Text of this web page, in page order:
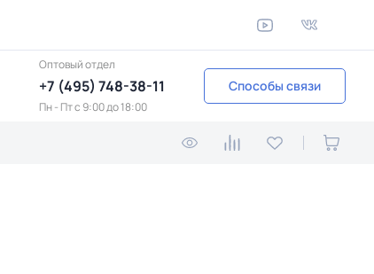
Оптовый отдел
+7 (495) 748-38-11
Пн - Пт c 9:00 до 18:00
Способы связи